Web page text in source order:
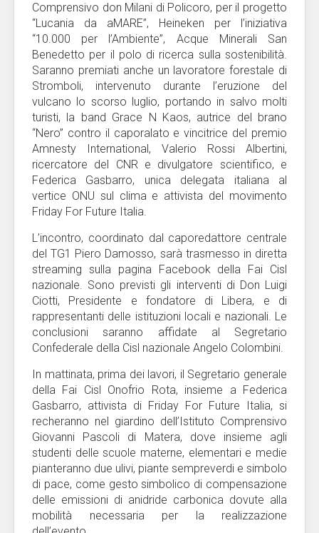
Comprensivo don Milani di Policoro, per il progetto
“Lucania da aMARE”, Heineken per l’iniziativa
“10.000 per l’Ambiente”, Acque Minerali San
Benedetto per il polo di ricerca sulla sostenibilità.
Saranno premiati anche un lavoratore forestale di
Stromboli, intervenuto durante l’eruzione del
vulcano lo scorso luglio, portando in salvo molti
turisti, la band Grace N Kaos, autrice del brano
“Nero” contro il caporalato e vincitrice del premio
Amnesty International, Valerio Rossi Albertini,
ricercatore del CNR e divulgatore scientifico, e
Federica Gasbarro, unica delegata italiana al
vertice ONU sul clima e attivista del movimento
Friday For Future Italia.
L’incontro, coordinato dal caporedattore centrale
del TG1 Piero Damosso, sarà trasmesso in diretta
streaming sulla pagina Facebook della Fai Cisl
nazionale. Sono previsti gli interventi di Don Luigi
Ciotti, Presidente e fondatore di Libera, e di
rappresentanti delle istituzioni locali e nazionali. Le
conclusioni saranno affidate al Segretario
Confederale della Cisl nazionale Angelo Colombini.
In mattinata, prima dei lavori, il Segretario generale
della Fai Cisl Onofrio Rota, insieme a Federica
Gasbarro, attivista di Friday For Future Italia, si
recheranno nel giardino dell’Istituto Comprensivo
Giovanni Pascoli di Matera, dove insieme agli
studenti delle scuole materne, elementari e medie
pianteranno due ulivi, piante sempreverdi e simbolo
di pace, come gesto simbolico di compensazione
delle emissioni di anidride carbonica dovute alla
mobilità necessaria per la realizzazione